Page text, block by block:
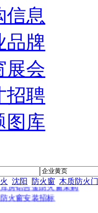
信息
品牌
展会
招聘
图库
沈阳 防火窗 木质防火门
发基地防火门窗采购
房铝合金防火窗采购
火窗安装招标